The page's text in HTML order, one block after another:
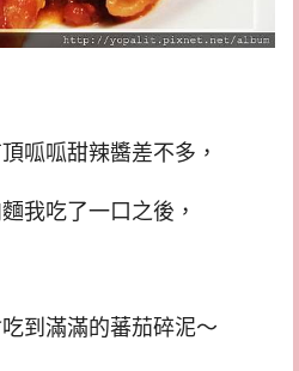
呱呱甜辣醬差不多，
我吃了一口之後，
到滿滿的蕃茄碎泥～